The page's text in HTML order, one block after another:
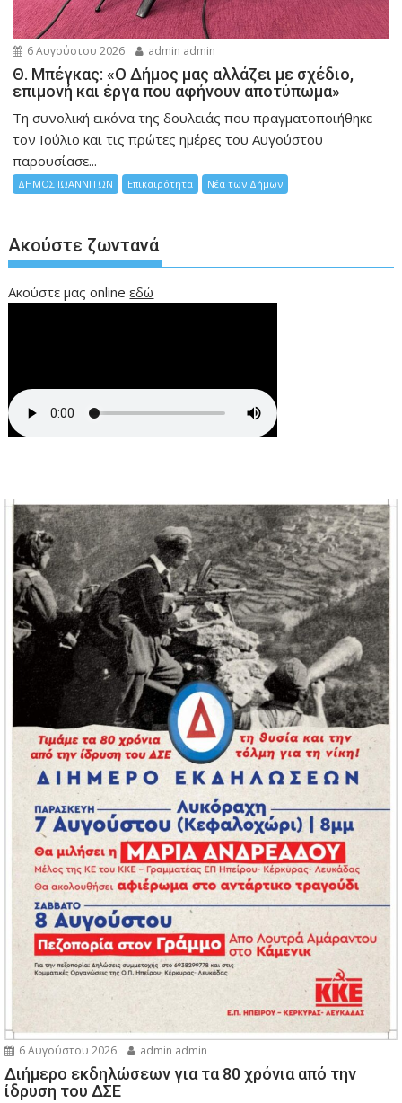
6 Αυγούστου 2026 admin admin
Θ. Μπέγκας: «Ο Δήμος μας αλλάζει με σχέδιο,
επιμονή και έργα που αφήνουν αποτύπωμα»
Τη συνολική εικόνα της δουλειάς που πραγματοποιήθηκε
τον Ιούλιο και τις πρώτες ημέρες του Αυγούστου
παρουσίασε...
ΔΗΜΟΣ ΙΩΑΝΝΙΤΩΝ Επικαιρότητα Νέα των Δήμων
Ακούστε ζωντανά
Ακούστε μας onlineεδώ
6 Αυγούστου 2026 admin admin
Διήμερο εκδηλώσεων για τα 80 χρόνια από την
ίδρυση του ΔΣΕ